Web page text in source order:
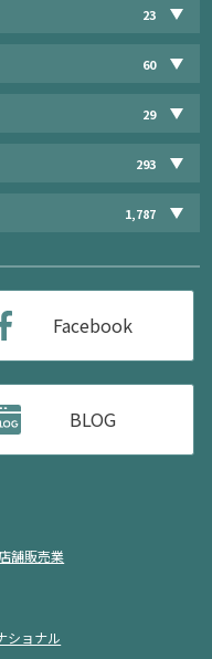
23
60
29
293
1,787
Facebook
BLOG
舗販売業
ショナル